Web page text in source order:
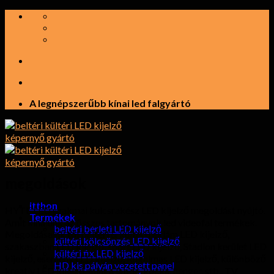
Ugrás
tartalomra
A legnépszerűbb kínai led falgyártó
itthon
Termékek
beltéri bérleti LED kijelző
kültéri kölcsönzés LED kijelző
kültéri fix LED kijelző
HD kis pályán vezetett panel
HYTE LED szakmai kulcsrakész LED kijelző megoldást nyújtó.
Amit kínálunk az összes tartományok led videofal termékek.
Megoldásaink tól beltéri & kültéri reklám LED kijelző,
szakaszban LED kijelző, sport LED kijelző, Stadion kerület LED
kijelző, esemény LED kijelző, Rugalmas LED kijelző, különböző
kreatív LED kijelző, mint a labda, kocka, henger, stb., TV